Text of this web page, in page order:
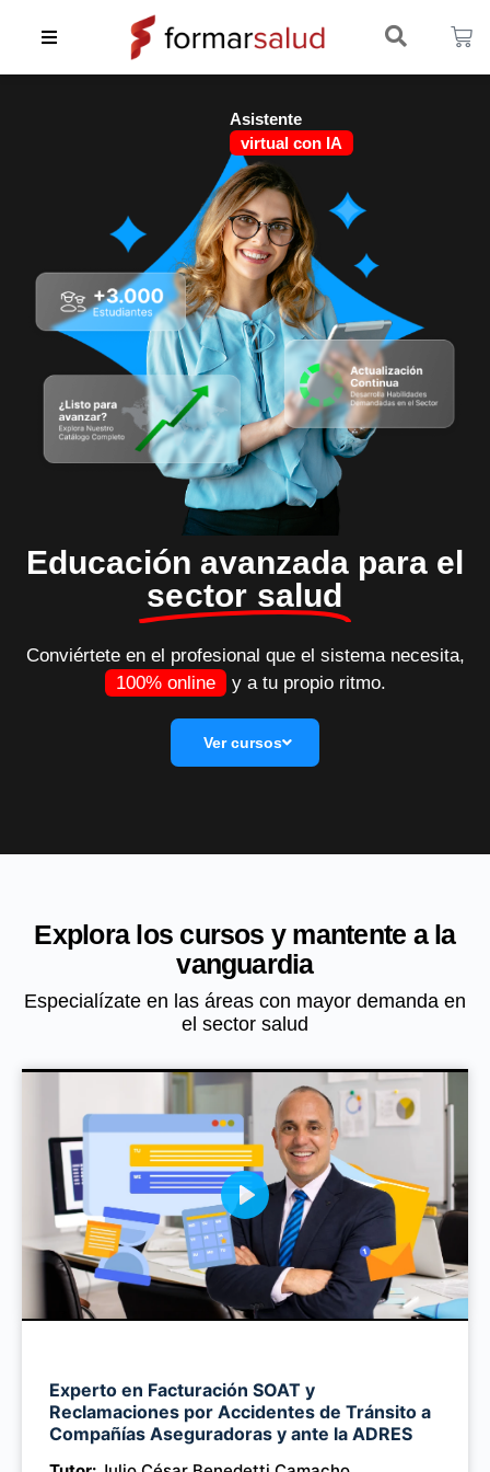
Educación avanzada para el
sector salud
Conviértete en el profesional que el sistema necesita,
100% online
y a tu propio ritmo.
Ver cursos
Asistente
virtual con IA
Explora los cursos y mantente a la
vanguardia
Especialízate en las áreas con mayor demanda en
el sector salud
u
t
P
l
y
Experto en Facturación SOAT y
Reclamaciones por Accidentes de Tránsito a
Compañías Aseguradoras y ante la ADRES